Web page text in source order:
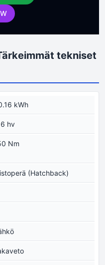
tekniset
kWh
hv
Nm
(Hatchback)